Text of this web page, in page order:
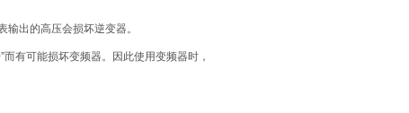
出的高压会损坏逆变器。
有可能损坏变频器。因此使用变频器时，